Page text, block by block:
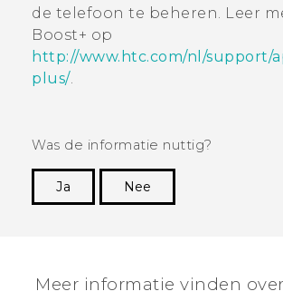
Aanmelden
de telefoon te beheren. Leer
Boost+ op
http://www.htc.com/nl/support/
plus/.
Was de informatie nuttig?
Ja
Nee
Meer informatie vinden over